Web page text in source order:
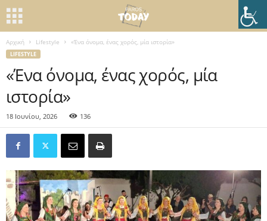
Αρχική Lifestyle «Ένα όνομα, ένας χορός, μία ιστορία»
LIFESTYLE
«Ένα όνομα, ένας χορός, μία
ιστορία»
18 Ιουνίου, 2026 136